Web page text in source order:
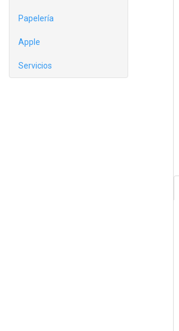
Papelería
Apple
Servicios